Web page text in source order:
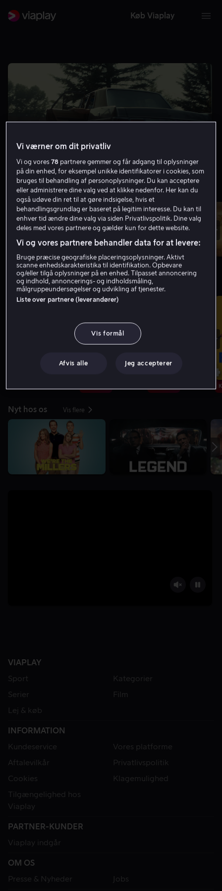
Køb Viaplay
Mindst 8.0 på IMDb Vis flere
Topliste: Film Vis flere
2 3 4
Nyt hos os Vis flere
VIAPLAY
Sport
Kategorier
Serier
Film
Lej & køb
INFORMATION
Kundeservice
Vores platforme
Aftalevilkår
Privatlivspolitik
Cookies
Klagemulighed
Tilgængelighed hos
Viaplay
PARTNER-KUNDER
Viaplay indgår
OM OS
Presse & Nyheder
Jobs
Vi værner om dit privatliv
Vi og vores78 partnere gemmer og får adgang til oplysninger
på din enhed, for eksempel unikke identifikatorer i cookies, som
bruges til behandling af personoplysninger. Du kan acceptere
eller administrere dine valg ved at klikke nedenfor. Her kan du
også udøve din ret til at gøre indsigelse, hvis et
behandlingsgrundlag er baseret på legitim interesse. Du kan til
enhver tid ændre dine valg via siden Privatlivspolitik. Dine valg
deles med vores partnere og gælder kun for dette website.
Vi og vores partnere behandler data for at levere:
Bruge præcise geografiske placeringsoplysninger. Aktivt
scanne enhedskarakteristika til identifikation. Opbevare
og/eller tilgå oplysninger på en enhed. Tilpasset annoncering
og indhold, annoncerings- og indholdsmåling,
målgruppeundersøgelser og udvikling af tjenester.
Liste over partnere (leverandører)
Vis formål
Afvis alle Jeg accepterer